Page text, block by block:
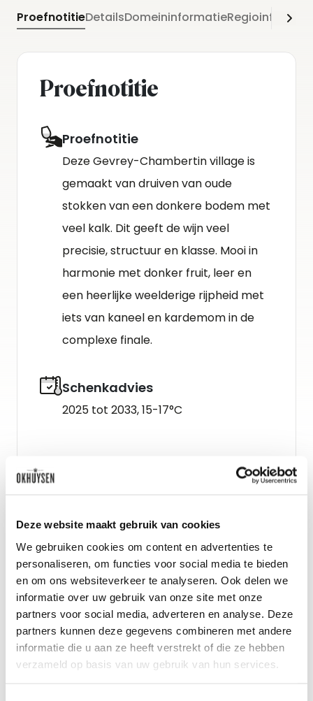
Deze website maakt gebruik van cookies
We gebruiken cookies om content en advertenties te
personaliseren, om functies voor social media te bieden
en om ons websiteverkeer te analyseren. Ook delen we
informatie over uw gebruik van onze site met onze
partners voor social media, adverteren en analyse. Deze
partners kunnen deze gegevens combineren met andere
informatie die u aan ze heeft verstrekt of die ze hebben
verzameld op basis van uw gebruik van hun services.
ProefnotitieDetailsDomeininformatie
Proefnotitie
Proefnotitie
Deze Gevrey-Chambertin village is
gemaakt van druiven van oude
stokken van een donkere bodem met
veel kalk. Dit geeft de wijn veel
precisie, structuur en klasse. Mooi in
harmonie met donker fruit, leer en
een heerlijke weelderige rijpheid met
iets van kaneel en kardemom in de
complexe finale.
Schenkadvies
2025 tot 2033, 15-17°C
Nieuws & inspiratie in Vineé Vineuse
Alle wijnen direct van de wijnboer
Vandaag voor 12.00 uur besteld, morgen in huis
Gratis thuisbezorgd vanaf €115,00